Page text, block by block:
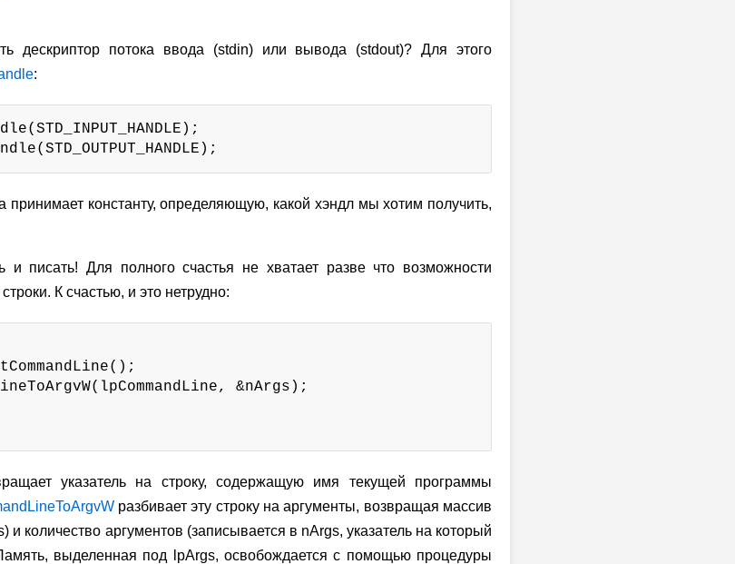
дескриптор потока ввода (stdin) или вывода (stdout)? Для этого
:
принимает константу, определяющую, какой хэндл мы хотим получить,
писать! Для полного счастья не хватает разве что возможности
К счастью, и это нетрудно:
&nArgs);
указатель на строку, содержащую имя текущей программы
разбивает эту строку на аргументы, возвращая массив
и количество аргументов (записывается в nArgs, указатель на который
выделенная под lpArgs, освобождается с помощью процедуры